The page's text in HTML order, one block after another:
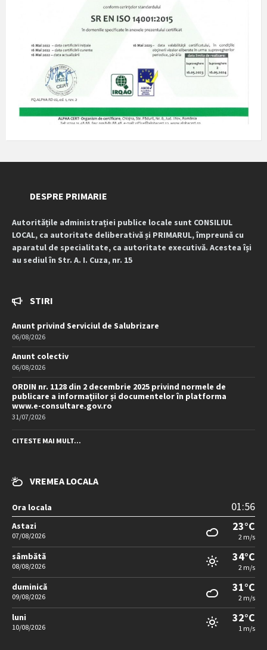
DESPRE PRIMARIE
Autoritățile administrației publice locale sunt CONSILIUL
LOCAL, ca autoritate deliberativă și PRIMARUL, împreună cu
aparatul de specialitate, ca autoritate executivă. Acestea își
au sediul în Str. A. I. Cuza, nr. 15
STIRI
Anunt privind Serviciul de Salubrizare
06/08/2026
Anunt colectiv
06/08/2026
ORDIN nr. 1128 din 2 decembrie 2025 privind normele de
publicare a informațiilor și documentelor în platforma
www.e-consultare.gov.ro
31/07/2026
CITESTE MAI MULT...
VREMEA LOCALA
Ora locala 01:56
Astazi
07/08/2026
23°C
2 m/s
sâmbătă
08/08/2026
34°C
2 m/s
duminică
09/08/2026
31°C
2 m/s
luni
10/08/2026
32°C
1 m/s